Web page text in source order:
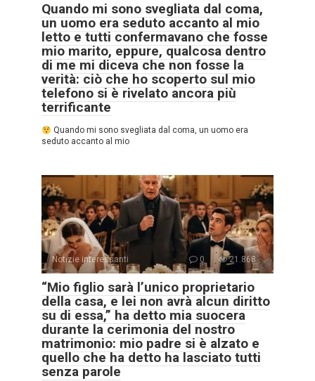
Quando mi sono svegliata dal coma,
un uomo era seduto accanto al mio
letto e tutti confermavano che fosse
mio marito, eppure, qualcosa dentro
di me mi diceva che non fosse la
verità: ciò che ho scoperto sul mio
telefono si è rivelato ancora più
terrificante
Quando mi sono svegliata dal coma, un uomo era
seduto accanto al mio
Notizie interessanti 0 21.868
“Mio figlio sarà l’unico proprietario
della casa, e lei non avrà alcun diritto
su di essa,” ha detto mia suocera
durante la cerimonia del nostro
matrimonio: mio padre si è alzato e
quello che ha detto ha lasciato tutti
senza parole